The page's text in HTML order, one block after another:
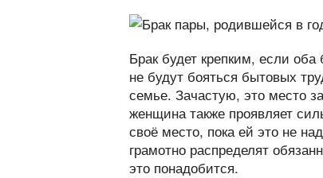
Брак будет крепким, если
не будут бояться бытовых
семье. Зачастую, это место
женщина также проявляет
своё место, пока ей это не
грамотно распределят
это понадобится.